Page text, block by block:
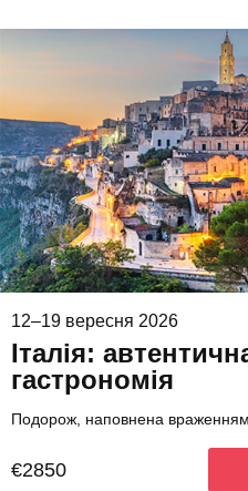
12–19 вересня 2026
Італія:
гастрономія
Подорож, наповнена
€2850